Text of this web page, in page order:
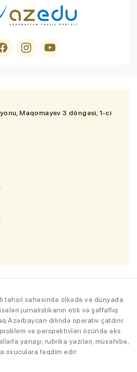
Maqomayev 3 döngəsi, 1-ci
təhsil sahəsində ölkədə və dünyada
jurnalistikanın etik və şəffaflıq
Azərbaycan dilində operativ çatdırır.
və perspektivləri özündə əks
yanaşı, rubrika yazıları, müsahibə,
oxuculara təqdim edir.